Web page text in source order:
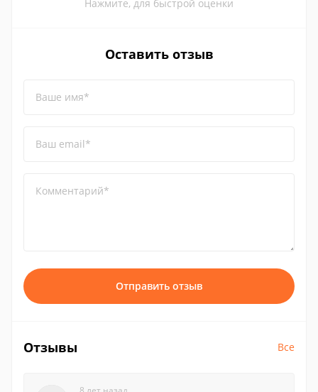
Нажмите, для быстрой оценки
Оставить отзыв
Ваше имя*
Ваш email*
Комментарий*
Отправить отзыв
Отзывы Все